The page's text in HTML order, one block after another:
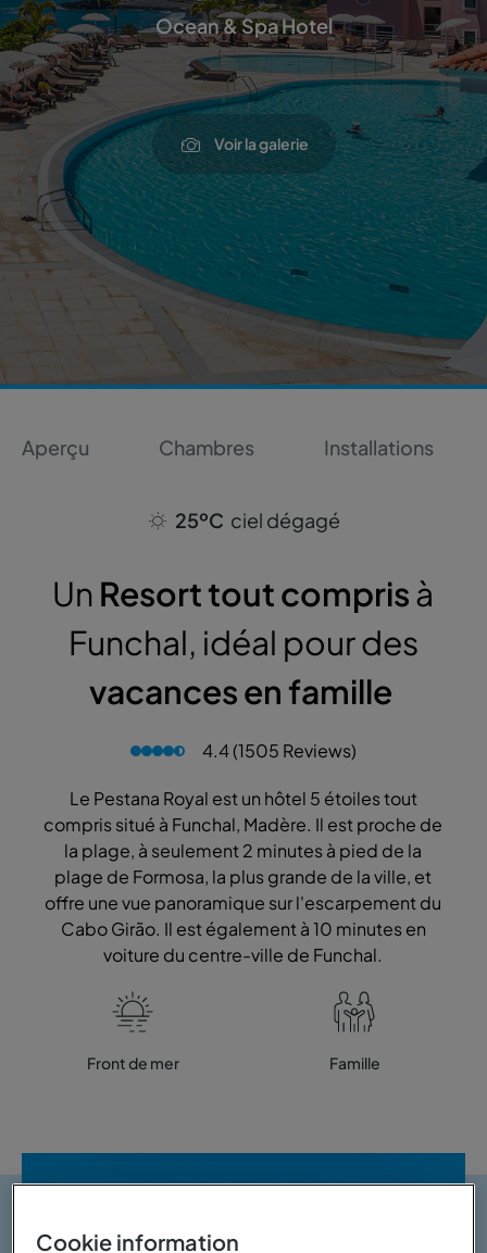
Ocean & Spa Hotel
Voir la galerie
Aperçu Chambres Installations
25ºC ciel dégagé
Un Resort tout comprisà
Funchal, idéal pour des
vacances en famille
4.4 (1505 Reviews)
Le Pestana Royal est un hôtel 5 étoiles tout
compris situé à Funchal, Madère. Il est proche de
la plage, à seulement 2 minutes à pied de la
plage de Formosa, la plus grande de la ville, et
offre une vue panoramique sur l'escarpement du
Cabo Girão. Il est également à 10 minutes en
voiture du centre-ville de Funchal.
Front de mer Famille
Cookie information